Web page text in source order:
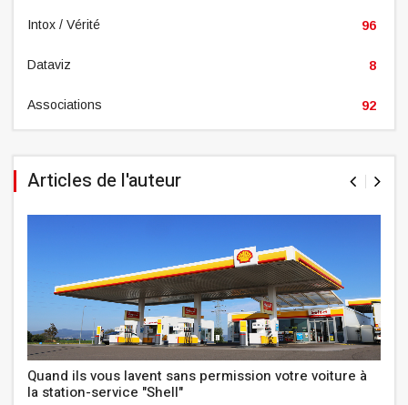
Intox / Vérité 96
Dataviz 8
Associations 92
Articles de l'auteur
Quand ils vous lavent sans permission votre voiture à
la station-service "Shell"